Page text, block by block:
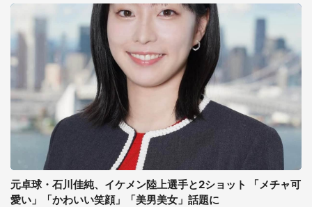
元卓球・石川佳純、イケメン陸上選手と2ショット 「メチャ可
愛い」「かわいい笑顔」「美男美女」話題に